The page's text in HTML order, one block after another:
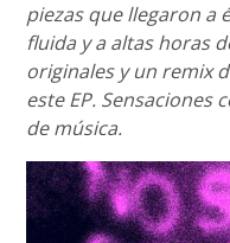
piezas que llegaron a
fluida y a altas horas
originales y un remix
este EP.
de música.